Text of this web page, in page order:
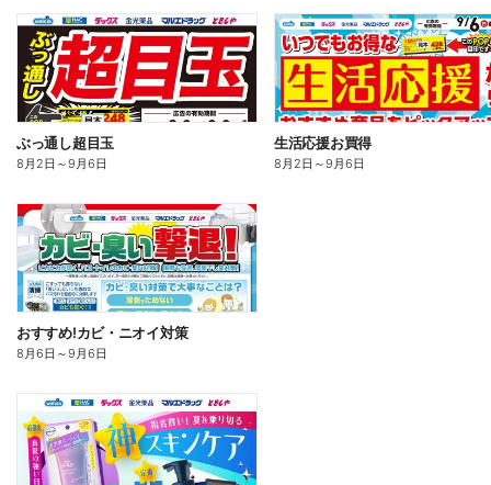
ぶっ通し超目玉
8月2日 ～9月6日
生活応援お買得
8月2日 ～9月6日
おすすめ!カビ・ニオイ対策
8月6日 ～9月6日